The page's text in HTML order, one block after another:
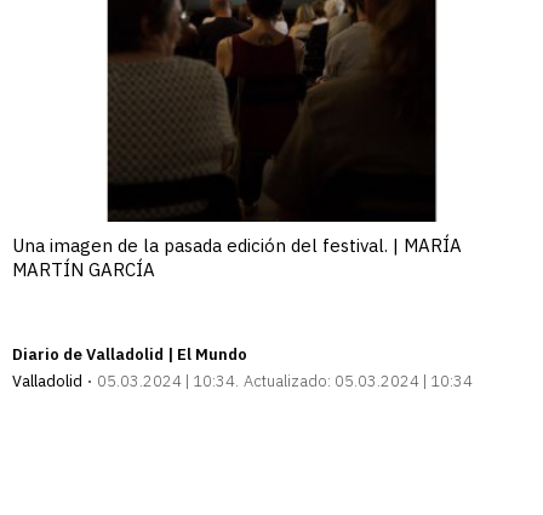
Una imagen de la pasada edición del festival. | MARÍA
MARTÍN GARCÍA
Diario de Valladolid | El Mundo
Valladolid
05.03.2024 | 10:34 Actualizado: 05.03.2024 | 10:34